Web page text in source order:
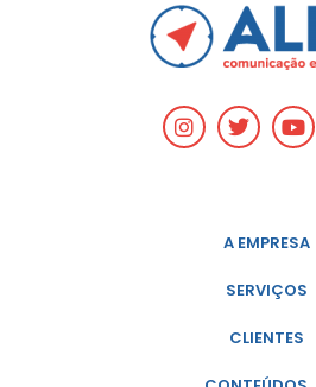
A EMPRESA
SERVIÇOS
CLIENTES